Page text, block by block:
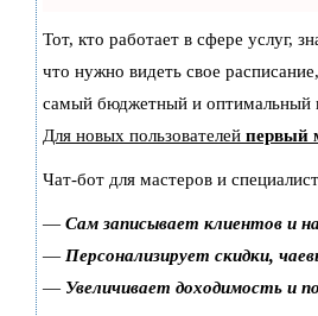
Тот, кто работает в сфере услуг,
что нужно видеть свое
самый бюджетный и оптимальный
Для новых пользователей первый
Чат-бот для мастеров и
— Сам записывает клиентов и
— Персонализирует скидки,
— Увеличивает доходимость и